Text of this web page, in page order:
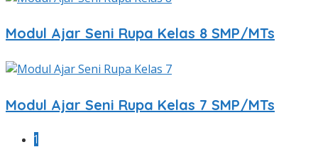
Modul Ajar Seni Rupa Kelas 8 SMP/MTs
Modul Ajar Seni Rupa Kelas 7 SMP/MTs
1